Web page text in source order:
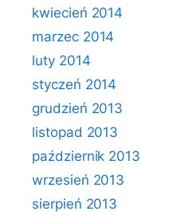
kwiecień 2014
marzec 2014
luty 2014
styczeń 2014
grudzień 2013
listopad 2013
październik 2013
wrzesień 2013
sierpień 2013